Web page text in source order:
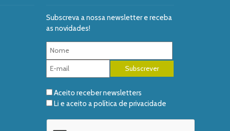
Subscreva a nossa newsletter e receba
as novidades!
Aceito receber newsletters
Li e aceito apolítica de privacidade